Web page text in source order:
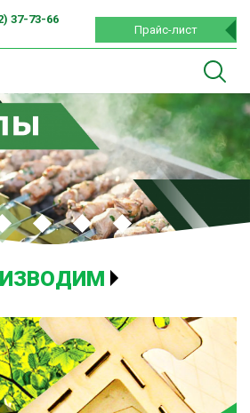
Прайс-лист
37-73-66